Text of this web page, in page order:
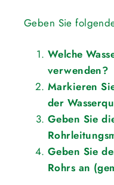
Geben Sie
Welche
verwenden?
Markieren
der
Geben Sie
Geben Sie
Rohrs an